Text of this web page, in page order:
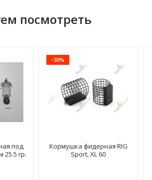
посмотреть
под
гр.
-30%
Кормушка фидерная RIG
Sport, XL 60